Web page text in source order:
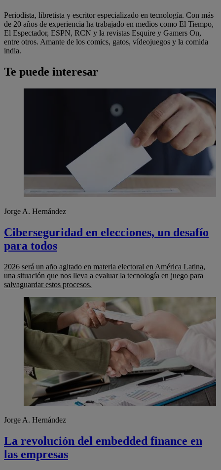
Periodista, libretista y escritor especializado en tecnología. Con más
de 20 años de experiencia ha trabajado en medios como El Tiempo,
El Espectador, ESPN, RCN y la revistas Esquire y Gamers On,
entre otros. Amante de los comics, gatos, vídeojuegos y la comida
india.
Te puede interesar
Jorge A. Hernández
Ciberseguridad en elecciones, un desafío
para todos
2026 será un año agitado en materia electoral en América Latina,
una situación que nos lleva a evaluar la tecnología en juego para
salvaguardar estos procesos.
Jorge A. Hernández
La revolución del embedded finance en
las empresas